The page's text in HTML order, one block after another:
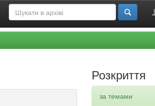
Розкриття
за темами